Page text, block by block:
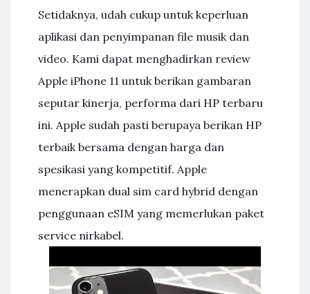
Setidaknya, udah cukup untuk keperluan
aplikasi dan penyimpanan file musik dan
video. Kami dapat menghadirkan review
Apple iPhone 11 untuk berikan gambaran
seputar kinerja, performa dari HP terbaru
ini. Apple sudah pasti berupaya berikan HP
terbaik bersama dengan harga dan
spesikasi yang kompetitif. Apple
menerapkan dual sim card hybrid dengan
penggunaan eSIM yang memerlukan paket
service nirkabel.